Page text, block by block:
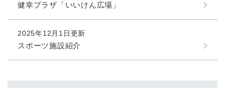
健幸プラザ「いいけん広場」
2025年12月1日更新
スポーツ施設紹介